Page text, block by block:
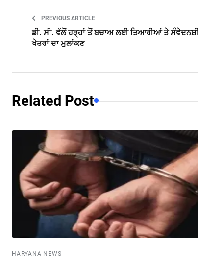
PREVIOUS ARTICLE
ਡੀ. ਸੀ. ਵੱਲੋਂ ਹੜ੍ਹਾਂ ਤੋਂ ਬਚਾਅ ਲਈ ਤਿਆਰੀਆਂ ਤੇ
ਖੇਤਰਾਂ ਦਾ ਮੁਲਾਂਕਣ
Related Post
HARYANA NEWS